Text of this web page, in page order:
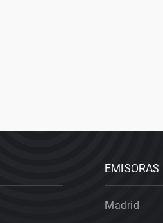
EMISORAS
Madrid